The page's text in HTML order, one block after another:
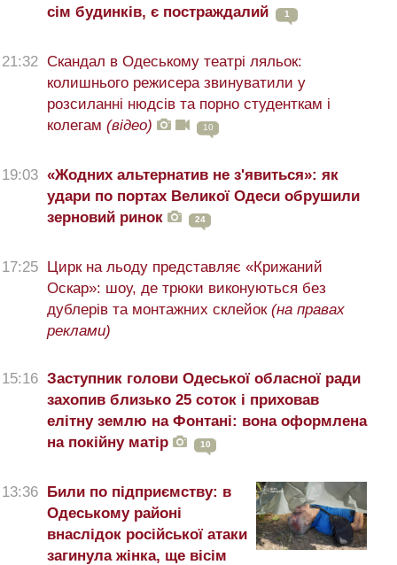
сім будинків, є постраждалий
1
21:32 Скандал в Одеському театрі ляльок:
колишнього режисера звинуватили у
розсиланні нюдсів та порно студенткам і
колегам (відео) 10
19:03 «Жодних альтернатив не з'явиться»: як
удари по портах Великої Одеси обрушили
зерновий ринок
24
17:25 Цирк на льоду представляє «Крижаний
Оскар»: шоу, де трюки виконуються без
дублерів та монтажних склейок (на правах
реклами)
15:16 Заступник голови Одеської обласної ради
захопив близько 25 соток і приховав
елітну землю на Фонтані: вона оформлена
на покійну матір
10
13:36 Били по підприємству: в
Одеському районі
внаслідок російської атаки
загинула жінка, ще вісім